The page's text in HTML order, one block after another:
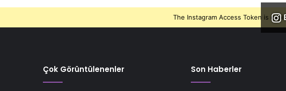
The Instagram Access Token is
Çok Görüntülenenler Son Haberler